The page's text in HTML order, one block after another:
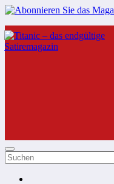
Zum
Inhalt
springen